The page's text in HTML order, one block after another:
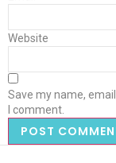
Website
Save my name,
I comment.